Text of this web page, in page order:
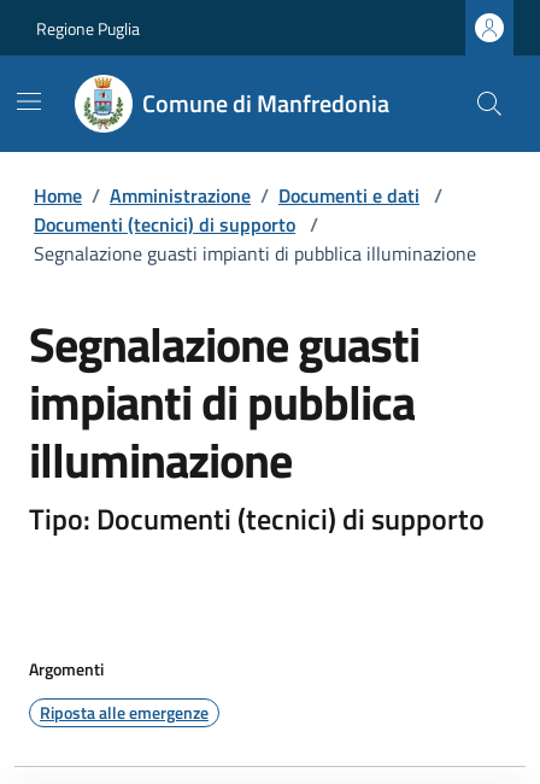
Regione Puglia
Comune di Manfredonia
Home / Amministrazione / Documenti e dati /
Documenti (tecnici) di supporto /
Segnalazione guasti impianti di pubblica illuminazione
Segnalazione guasti
impianti di pubblica
illuminazione
Tipo: Documenti (tecnici) di supporto
Argomenti
Riposta alle emergenze